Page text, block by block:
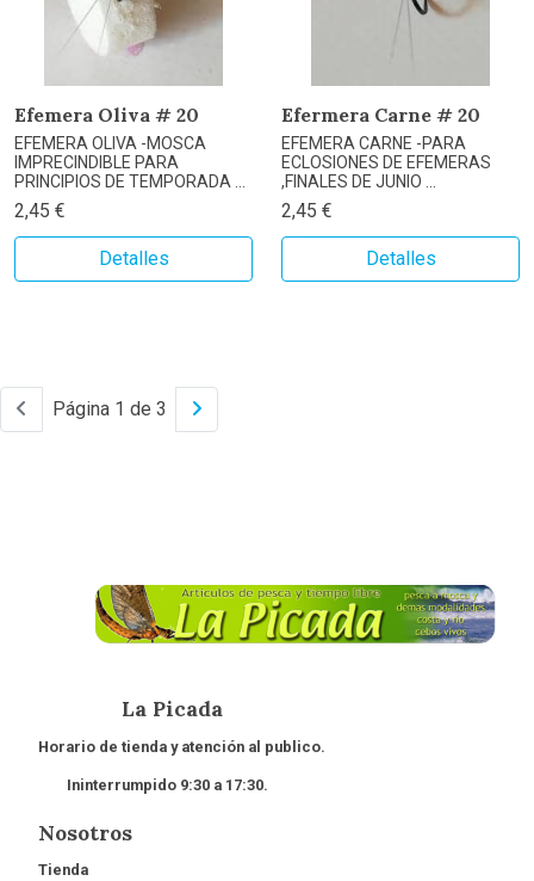
Efemera Oliva # 20
EFEMERA OLIVA -MOSCA
IMPRECINDIBLE PARA
PRINCIPIOS DE TEMPORADA ...
2,45 €
Detalles
Efermera Carne # 20
EFEMERA CARNE -PARA
ECLOSIONES DE EFEMERAS
,FINALES DE JUNIO ...
2,45 €
Detalles
Página 1 de 3
La Picada
Horario de tienda y atención al publico.
Ininterrumpido 9:30 a 17:30.
Nosotros
Tienda